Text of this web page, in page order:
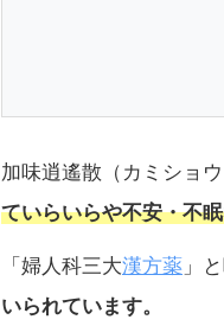
加味逍遙散（カミショウ
ていらいらや不安・不
「婦人科三大漢方薬 」
いられています。